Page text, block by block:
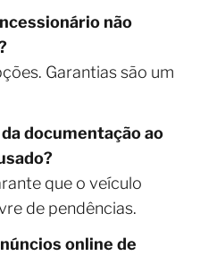
não
Garantias são um
documentação ao
que o veículo
de pendências.
online de